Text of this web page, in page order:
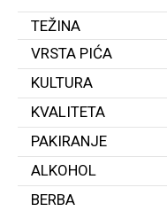
o
TEŽINA
VRSTA PIĆA
KULTURA
KVALITETA
PAKIRANJE
ALKOHOL
BERBA